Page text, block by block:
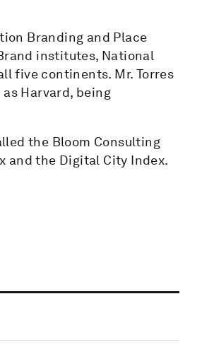
Branding and Place
institutes, National
five continents. Mr. Torres
Harvard, being
the Bloom Consulting
and the Digital City Index.